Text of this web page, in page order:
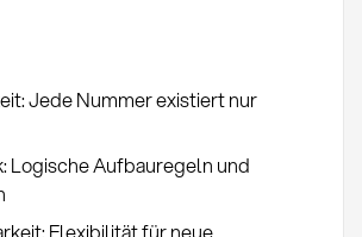
Jede Nummer existiert nur
Logische Aufbauregeln und
Flexibilität für neue